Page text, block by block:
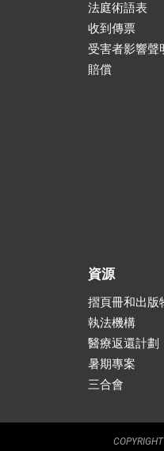
法庭術語表
收到傳票
受害者影響聲
賠償
資源
摺頁冊和出版
執法機構
醫療返還計劃
暑期專案
三合會